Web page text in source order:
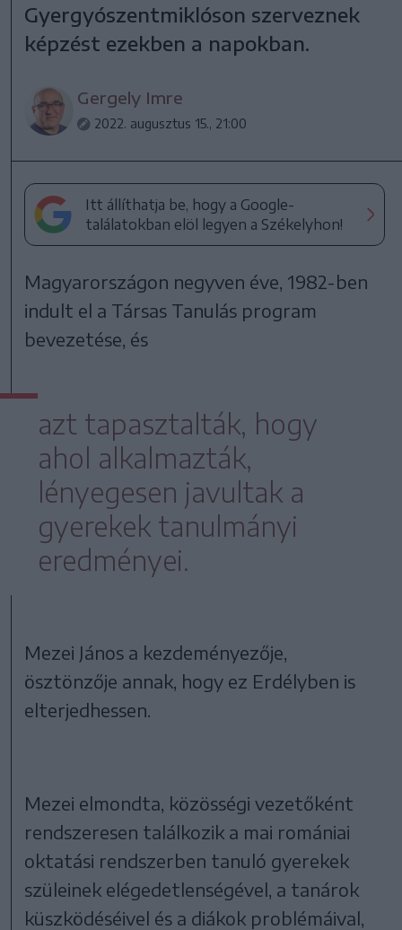
Gyergyószentmiklóson szerveznek
képzést ezekben a napokban.
Gergely Imre
2022. augusztus 15., 21:00
Itt állíthatja be, hogy a Google-
találatokban elöl legyen a Székelyhon!
Magyarországon negyven éve, 1982-ben
indult el a Társas Tanulás program
bevezetése, és
azt tapasztalták, hogy
ahol alkalmazták,
lényegesen javultak a
gyerekek tanulmányi
eredményei.
Mezei János a kezdeményezője,
ösztönzője annak, hogy ez Erdélyben is
elterjedhessen.
Mezei elmondta, közösségi vezetőként
rendszeresen találkozik a mai romániai
oktatási rendszerben tanuló gyerekek
szüleinek elégedetlenségével, a tanárok
küszködéséivel és a diákok problémáival,